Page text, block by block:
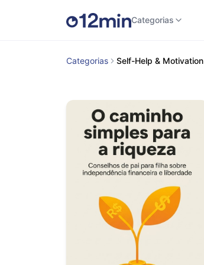
Categorias
Categorias Self-Help & Motivation